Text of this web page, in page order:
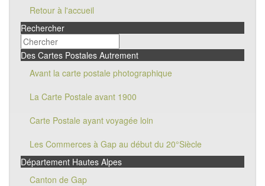
Retour à l'accueil
Rechercher
Des Cartes Postales Autrement
Avant la carte postale photographique
La Carte Postale avant 1900
Carte Postale ayant voyagée loin
Les Commerces à Gap au début du 20°Siècle
Département Hautes Alpes
Canton de Gap